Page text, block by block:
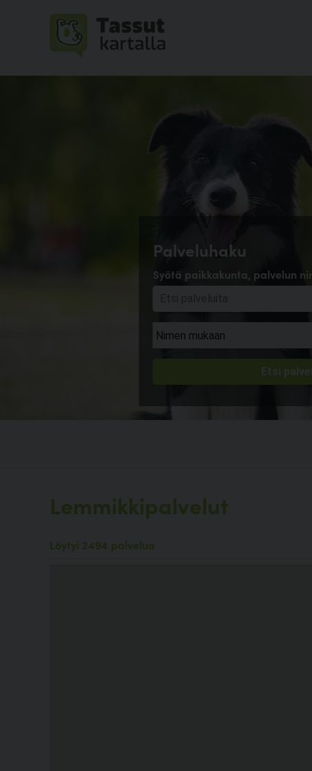
Palveluhaku
Syötä paikkakunta, palvelun
Lemmikkipalvelut
Löytyi 2494 palvelua